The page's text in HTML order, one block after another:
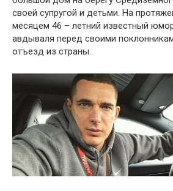
своей супругой и детьми. На
месяцем 46 – летний известный
авдываля перед своими
отъезд из страны.